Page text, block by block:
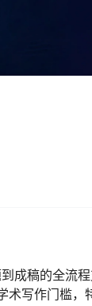
成稿的全流
术写作门槛，